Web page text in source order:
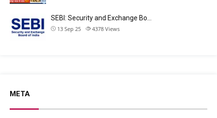
SEBI: Security and Exchange Bo…
13 Sep 25 4378 Views
META